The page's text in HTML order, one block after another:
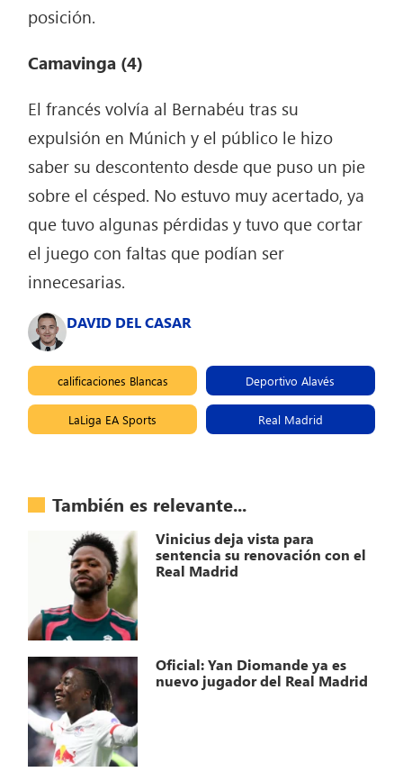
posición.
Camavinga (4)
El francés volvía al Bernabéu tras su
expulsión en Múnich y el público le hizo
saber su descontento desde que puso un pie
sobre el césped. No estuvo muy acertado, ya
que tuvo algunas pérdidas y tuvo que cortar
el juego con faltas que podían ser
innecesarias.
DAVID DEL CASAR
calificaciones Blancas Deportivo Alavés
LaLiga EA Sports Real Madrid
También es relevante...
Vinicius deja vista para
sentencia su renovación con el
Real Madrid
Oficial: Yan Diomande ya es
nuevo jugador del Real Madrid